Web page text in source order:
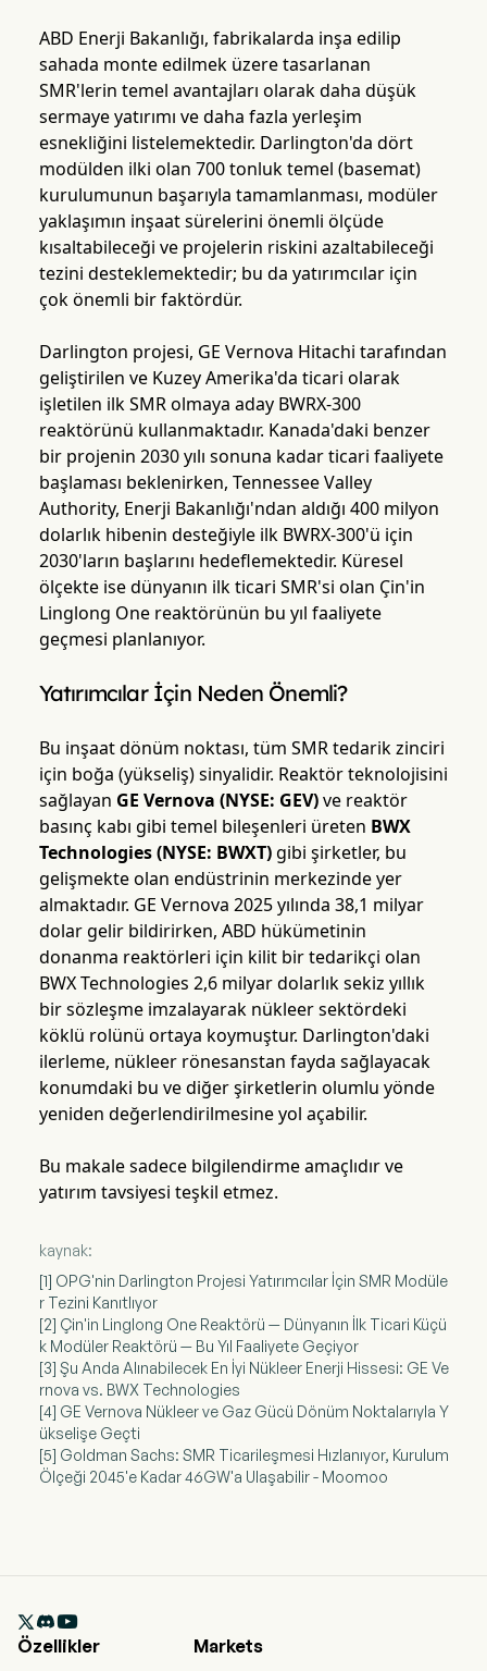
ABD Enerji Bakanlığı, fabrikalarda inşa edilip
sahada monte edilmek üzere tasarlanan
SMR'lerin temel avantajları olarak daha düşük
sermaye yatırımı ve daha fazla yerleşim
esnekliğini listelemektedir. Darlington'da dört
modülden ilki olan 700 tonluk temel (basemat)
kurulumunun başarıyla tamamlanması, modüler
yaklaşımın inşaat sürelerini önemli ölçüde
kısaltabileceği ve projelerin riskini azaltabileceği
tezini desteklemektedir; bu da yatırımcılar için
çok önemli bir faktördür.
Darlington projesi, GE Vernova Hitachi tarafından
geliştirilen ve Kuzey Amerika'da ticari olarak
işletilen ilk SMR olmaya aday BWRX-300
reaktörünü kullanmaktadır. Kanada'daki benzer
bir projenin 2030 yılı sonuna kadar ticari faaliyete
başlaması beklenirken, Tennessee Valley
Authority, Enerji Bakanlığı'ndan aldığı 400 milyon
dolarlık hibenin desteğiyle ilk BWRX-300'ü için
2030'ların başlarını hedeflemektedir. Küresel
ölçekte ise dünyanın ilk ticari SMR'si olan Çin'in
Linglong One reaktörünün bu yıl faaliyete
geçmesi planlanıyor.
Yatırımcılar İçin Neden Önemli?
Bu inşaat dönüm noktası, tüm SMR tedarik zinciri
için boğa (yükseliş) sinyalidir. Reaktör teknolojisini
sağlayan GE Vernova (NYSE: GEV)ve reaktör
basınç kabı gibi temel bileşenleri üreten BWX
Technologies (NYSE: BWXT)gibi şirketler, bu
gelişmekte olan endüstrinin merkezinde yer
almaktadır. GE Vernova 2025 yılında 38,1 milyar
dolar gelir bildirirken, ABD hükümetinin
donanma reaktörleri için kilit bir tedarikçi olan
BWX Technologies 2,6 milyar dolarlık sekiz yıllık
bir sözleşme imzalayarak nükleer sektördeki
köklü rolünü ortaya koymuştur. Darlington'daki
ilerleme, nükleer rönesanstan fayda sağlayacak
konumdaki bu ve diğer şirketlerin olumlu yönde
yeniden değerlendirilmesine yol açabilir.
Bu makale sadece bilgilendirme amaçlıdır ve
yatırım tavsiyesi teşkil etmez.
kaynak:
[1] OPG'nin Darlington Projesi Yatırımcılar İçin SMR Modüle
r Tezini Kanıtlıyor
[2] Çin'in Linglong One Reaktörü — Dünyanın İlk Ticari Küçü
k Modüler Reaktörü — Bu Yıl Faaliyete Geçiyor
[3] Şu Anda Alınabilecek En İyi Nükleer Enerji Hissesi: GE Ve
rnova vs. BWX Technologies
[4] GE Vernova Nükleer ve Gaz Gücü Dönüm Noktalarıyla Y
ükselişe Geçti
[5] Goldman Sachs: SMR Ticarileşmesi Hızlanıyor, Kurulum
Ölçeği 2045'e Kadar 46GW'a Ulaşabilir - Moomoo

Özellikler
Markets